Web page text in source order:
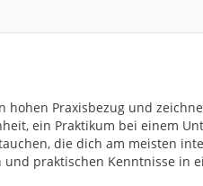
hohen Praxisbezug und
ein Praktikum bei einem
die dich am meisten
praktischen Kenntnisse in